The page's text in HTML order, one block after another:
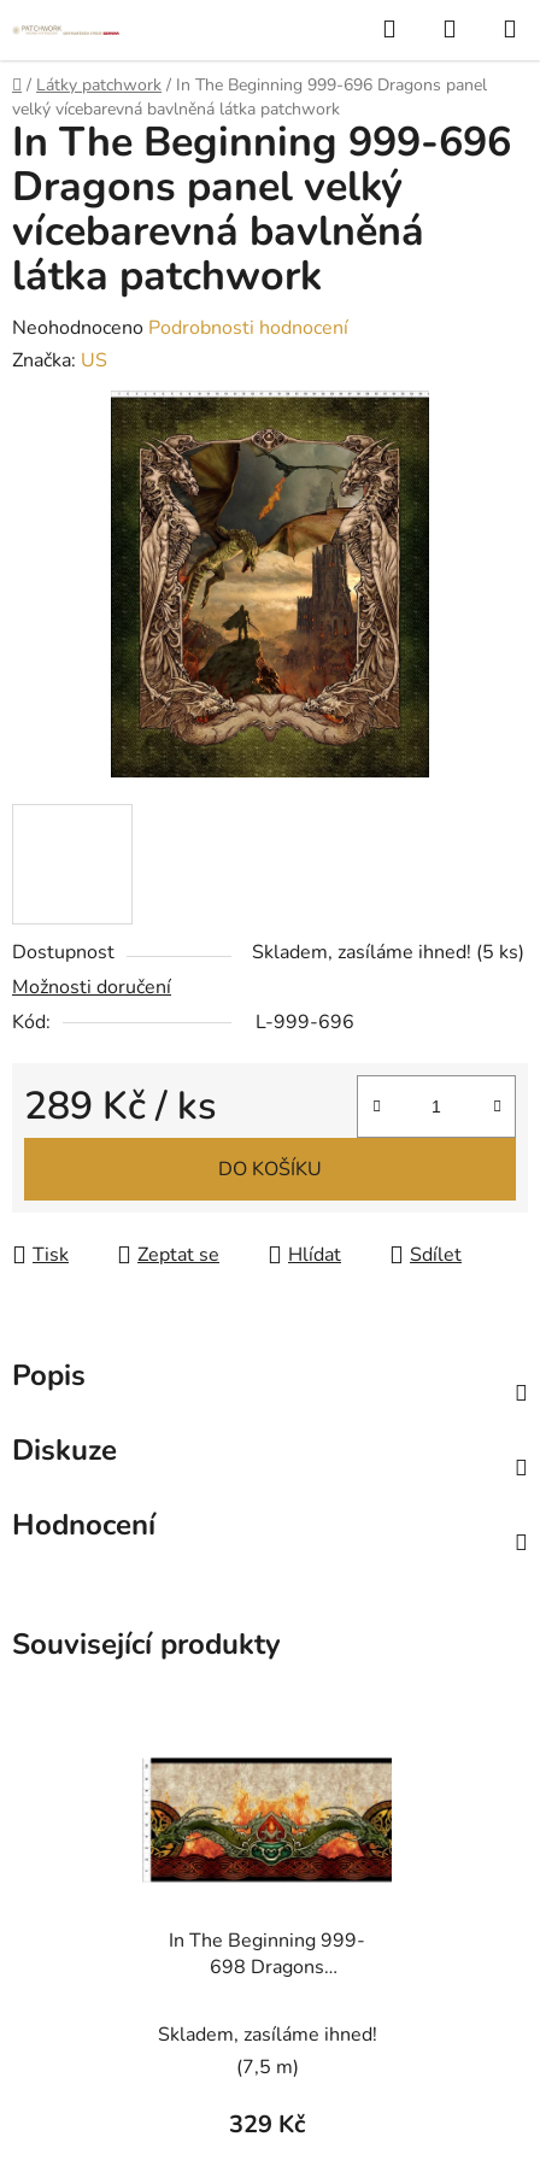
na
obsah
Hledat
KOŠÍK
Domů
/ Látky patchwork / In The Beginning 999-696 Dragons panel
velký vícebarevná bavlněná látka patchwork
Dostupnost Skladem, zasíláme ihned! (5 ks)
Možnosti doručení
Kód:
L-999-696
289 Kč/ ks
Měrná cena:
DO KOŠÍKU
Tisk Zeptat se Hlídat Sdílet
In The Beginning 999-696
Dragons panel velký
vícebarevná bavlněná
látka patchwork
Průměrné
hodnocení
Neohodnoceno Podrobnosti hodnocení
Značka: US
Popis
Diskuze
Hodnocení
Související produkty
In The Beginning 999-
698 Dragons
látka patchwork
Skladem, zasíláme ihned!
(7,5 m)
329 Kč